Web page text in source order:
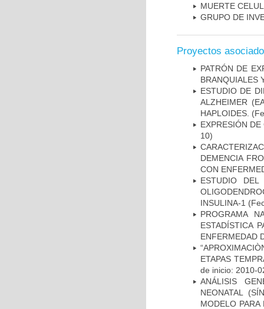
MUERTE
GRUPO DE
Proyectos
PATRÓN DE
BRANQUIALES
ESTUDIO DE
ALZHEIMER
HAPLOIDES.
EXPRESIÓN
10)
DEMENCIA
CON
ESTUDIO
INSULINA-1
PROGRAMA
ESTADÍSTICA
ENFERMEDAD
ETAPAS
de inicio: 2010-
ANÁLISIS
NEONATAL
MODELO